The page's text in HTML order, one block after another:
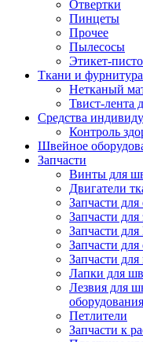
Отвертки
Пинцеты
Прочее
Пылесосы
Этикет-
Ткани и
Нетканый
Твист-лента
Средства
Контроль
Швейное
Запчасти
Винты для
Двигатели
Запчасти
Запчасти
Запчасти
Запчасти для
Запчасти
Лапки для
Лезвия для
оборудования
Петлители
Запчасти к